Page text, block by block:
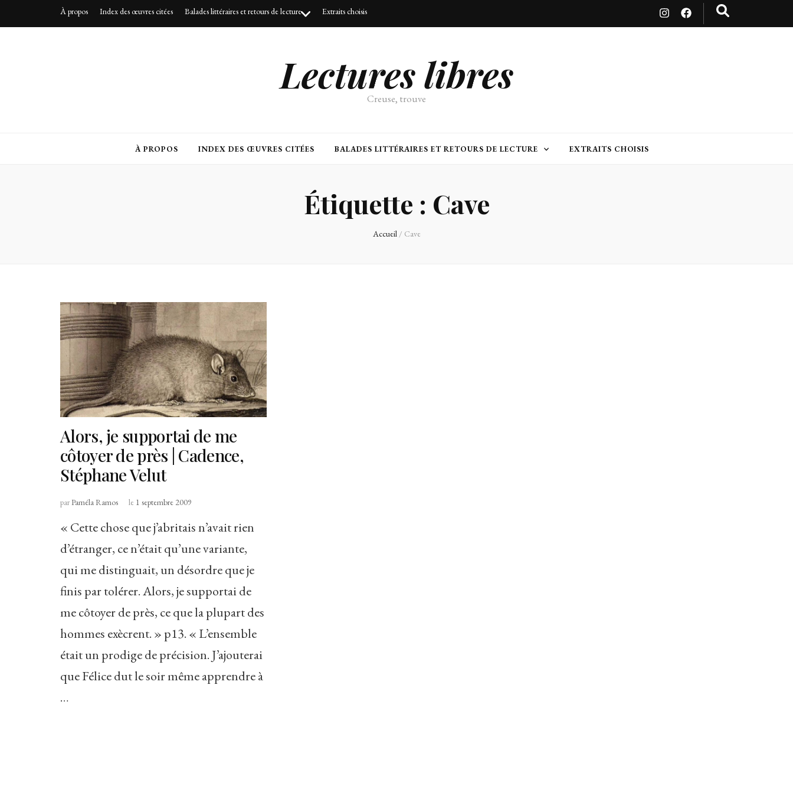
À propos Index des œuvres citées Balades littéraires et retours de lecture Extraits choisis
Lectures libres
Creuse, trouve
À PROPOS INDEX DES ŒUVRES CITÉES BALADES LITTÉRAIRES ET RETOURS DE LECTURE EXTRAITS CHOISIS
Étiquette : Cave
Accueil / Cave
Alors, je supportai de me
côtoyer de près | Cadence,
Stéphane Velut
parPaméla Ramos le 1 septembre 2009
« Cette chose que j’abritais n’avait rien
d’étranger, ce n’était qu’une variante,
qui me distinguait, un désordre que je
finis par tolérer. Alors, je supportai de
me côtoyer de près, ce que la plupart des
hommes exècrent. » p13. « L’ensemble
était un prodige de précision. J’ajouterai
que Félice dut le soir même apprendre à
…